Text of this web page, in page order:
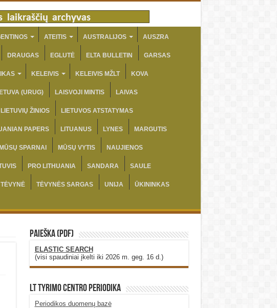
ATEITIS AUSTRALIJOS AUSZRA
DRAUGAS EGLUTĖ ELTA BULLETIN GARSAS
KELEIVIS KELEIVIS MŽLT KOVA
(URUG) LAISVOJI MINTIS LAIVAS
LIETUVIŲ ŽINIOS LIETUVOS ATSTATYMAS
PAPERS LITUANUS LYNES MARGUTIS
MŪSŲ SPARNAI MŪSŲ VYTIS NAUJIENOS
PRO LITHUANIA SANDARA SAULE
TĖVYNĖ TĖVYNĖS SARGAS UNIJA ŪKININKAS
PAIEŠKA (PDF)
ELASTIC SEARCH
(visi spaudiniai įkelti iki 2026 m. geg. 16 d.)
LT Tyrimo Centro Periodika
Periodikos duomenų bazė